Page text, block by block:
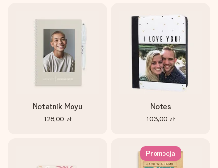
Notatnik Moyu
128,00 zł
Notes
103,00 zł
Promocja